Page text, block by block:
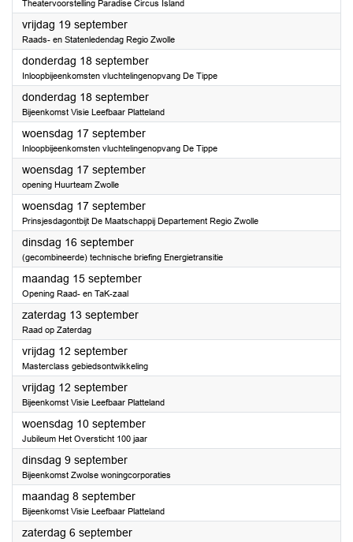
Theatervoorstelling Paradise Circus Island
vrijdag 19 september2025
Raads- en Statenledendag Regio Zwolle
donderdag 18 september2025
Inloopbijeenkomsten vluchtelingenopvang De Tippe
donderdag 18 september2025
Bijeenkomst Visie Leefbaar Platteland
woensdag 17 september2025
Inloopbijeenkomsten vluchtelingenopvang De Tippe
woensdag 17 september2025
opening Huurteam Zwolle
woensdag 17 september2025
Prinsjesdagontbijt De Maatschappij Departement Regio Zwolle
dinsdag 16 september2025
(gecombineerde) technische briefing Energietransitie
maandag 15 september2025
Opening Raad- en TaK-zaal
zaterdag 13 september2025
Raad op Zaterdag
vrijdag 12 september2025
Masterclass gebiedsontwikkeling
vrijdag 12 september2025
Bijeenkomst Visie Leefbaar Platteland
woensdag 10 september2025
Jubileum Het Oversticht 100 jaar
dinsdag 9 september2025
Bijeenkomst Zwolse woningcorporaties
maandag 8 september2025
Bijeenkomst Visie Leefbaar Platteland
zaterdag 6 september2025